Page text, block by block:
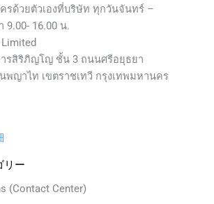
รด้วยตัวเองที่บริษัท ทุกวันจันทร์ –
9.00- 16.00 น.
ารสิริภิญโญ ชั้น 3 ถนนศรีอยุธยา
พญาไท เขตราชเทวี กรุงเทพมหานคร
リー
(Contact Center)